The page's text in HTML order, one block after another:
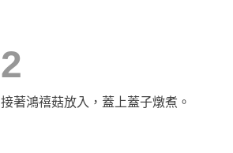
2
接著鴻禧菇放入，蓋上蓋子燉煮。